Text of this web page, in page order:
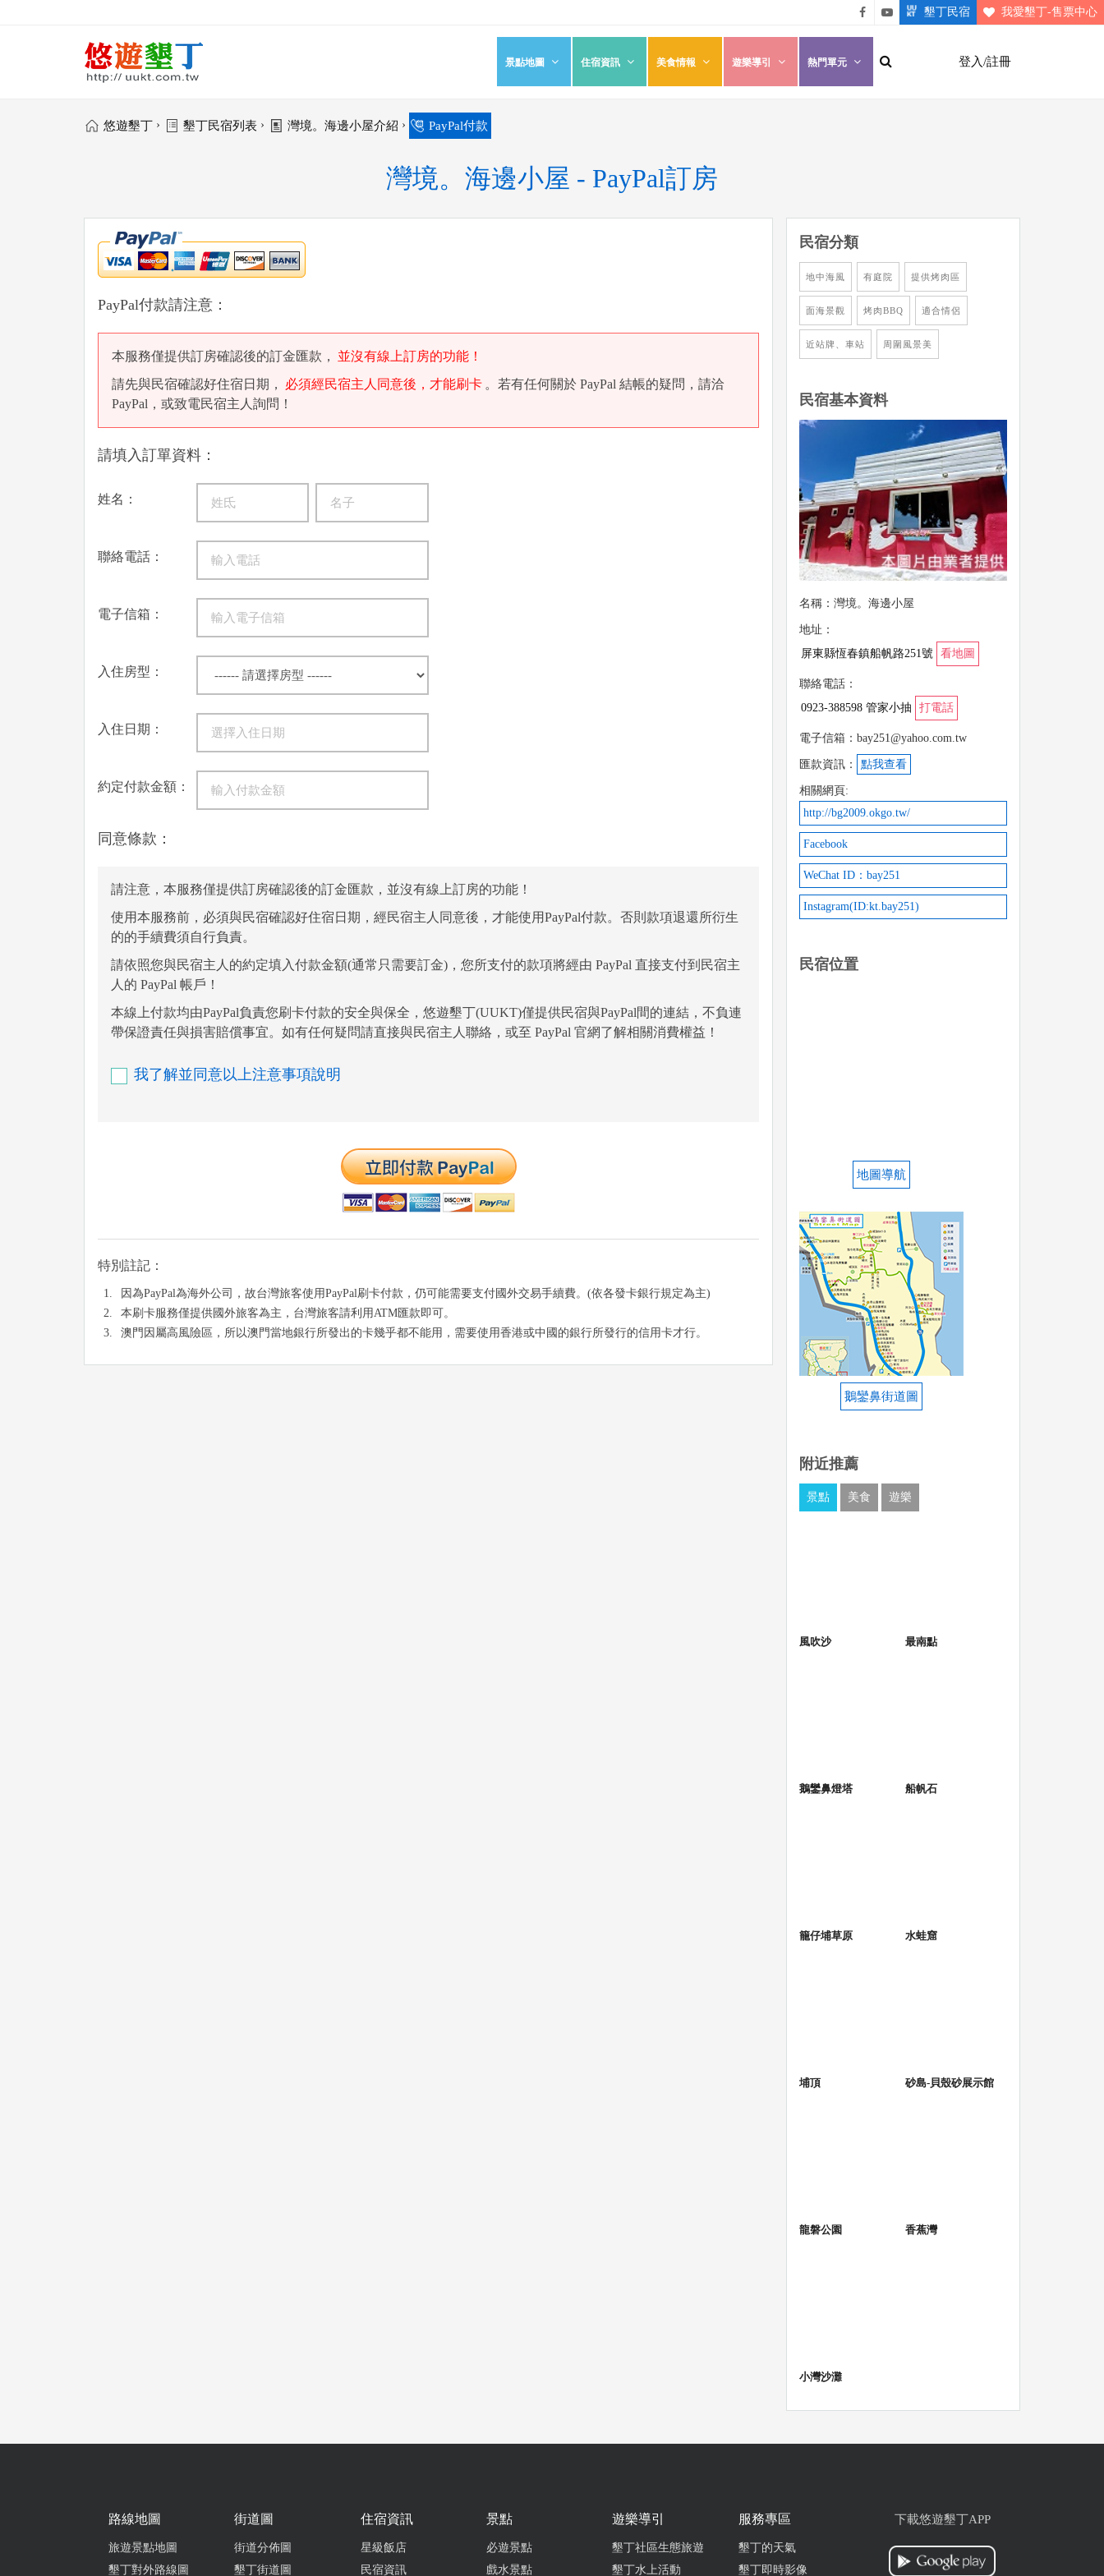
悠遊
墾丁
粉絲
墾丁
墾丁民宿 我愛墾丁-售票中心
登入/註冊
景點地圖 住宿資訊 美食情報 遊樂導引 熱門單元
悠遊墾丁 › 墾丁民宿列表 › 灣境。海邊小屋介紹 › PayPal付款
灣境。海邊小屋 - PayPal訂房
PayPal付款請注意：
本服務僅提供訂房確認後的訂金匯款，
並沒有線上訂房的功能！
請先與民宿確認好住宿日期，
必須經民宿主人同意後，才能刷卡 。若有任何關於 PayPal 結帳的疑問，請洽
PayPal，或致電民宿主人詢問！
請填入訂單資料：
姓名：
聯絡電話：
電子信箱：
入住房型：
入住日期：
約定付款金額：
同意條款：
請注意，本服務僅提供訂房確認後的訂金匯款，並沒有線上訂房的功能！
使用本服務前，必須與民宿確認好住宿日期，經民宿主人同意後，才能使用PayPal付款。否則款項退還所衍生
的的手續費須自行負責。
請依照您與民宿主人的約定填入付款金額(通常只需要訂金)，您所支付的款項將經由 PayPal 直接支付到民宿主
人的 PayPal 帳戶！
本線上付款均由PayPal負責您刷卡付款的安全與保全，悠遊墾丁(UUKT)僅提供民宿與PayPal間的連結，不負連
帶保證責任與損害賠償事宜。如有任何疑問請直接與民宿主人聯絡，或至 PayPal 官網了解相關消費權益！
我了解並同意以上注意事項說明
特別註記：
因為PayPal為海外公司，故台灣旅客使用PayPal刷卡付款，仍可能需要支付國外交易手續費。(依各發卡銀行規定為主)
本刷卡服務僅提供國外旅客為主，台灣旅客請利用ATM匯款即可。
澳門因屬高風險區，所以澳門當地銀行所發出的卡幾乎都不能用，需要使用香港或中國的銀行所發行的信用卡才行。
民宿分類
地中海風 有庭院 提供烤肉區
面海景觀 烤肉BBQ 適合情侶
近站牌、車站 周圍風景美
民宿基本資料
名稱：灣境。海邊小屋
地址：
屏東縣恆春鎮船帆路251號 看地圖
聯絡電話：
0923-388598 管家小抽
打電話
電子信箱：bay251@yahoo.com.tw
匯款資訊： 點我查看
相關網頁:
http://bg2009.okgo.tw/
Facebook
WeChat ID：bay251
Instagram(ID:kt.bay251)
民宿位置
地圖導航
鵝鑾鼻街道圖
附近推薦
景點 美食 遊樂
風吹沙 最南點
鵝鑾鼻燈塔 船帆石
籠仔埔草原 水蛙窟
埔頂 砂島-貝殼砂展示館
龍磐公園 香蕉灣
小灣沙灘
路線地圖
旅遊景點地圖
墾丁對外路線圖
街道圖
街道分佈圖
墾丁街道圖
住宿資訊
星級飯店
民宿資訊
景點
必遊景點
戲水景點
遊樂導引
墾丁社區生態旅遊
墾丁水上活動
服務專區
墾丁的天氣
墾丁即時影像
下載悠遊墾丁APP